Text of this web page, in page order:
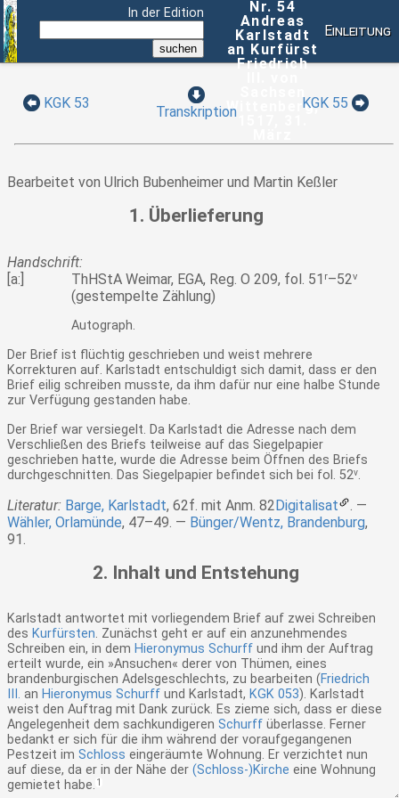
In der Edition
Nr. 54
Andreas
Karlstadt
an Kurfürst
Friedrich
Wittenberg,
Einleitung
KGK 53
Transkription
KGK 55
Bearbeitet von Ulrich Bubenheimer und Martin Keßler
1. Überlieferung
Handschrift:
[a:]
ThHStA Weimar, EGA, Reg. O 209, fol. 51 r–52v
(gestempelte Zählung)
Autograph.
Der Brief ist flüchtig geschrieben und weist mehrere
Korrekturen auf. Karlstadt entschuldigt sich damit, dass er den
Brief eilig schreiben musste, da ihm dafür nur eine halbe Stunde
zur Verfügung gestanden habe.
Der Brief war versiegelt. Da Karlstadt die Adresse nach dem
Verschließen des Briefs teilweise auf das Siegelpapier
geschrieben hatte, wurde die Adresse beim Öffnen des Briefs
durchgeschnitten. Das Siegelpapier befindet sich bei fol. 52v.
Literatur: Barge, Karlstadt, 62f. mit Anm. 82Digitalisat
Wähler, Orlamünde, 47–49. Bünger/Wentz, Brandenburg,
91.
2. Inhalt und Entstehung
Karlstadt antwortet mit vorliegendem Brief auf zwei Schreiben
des Kurfürsten. Zunächst geht er auf ein anzunehmendes
Schreiben ein, in dem Hieronymus Schurff und ihm der Auftrag
erteilt wurde, ein »Ansuchen« derer von Thümen, eines
brandenburgischen Adelsgeschlechts, zu bearbeiten (Friedrich
III. an Hieronymus Schurff und Karlstadt, KGK 053). Karlstadt
weist den Auftrag mit Dank zurück. Es zieme sich, dass er diese
Angelegenheit dem sachkundigeren Schurff überlasse. Ferner
bedankt er sich für die ihm während der voraufgegangenen
Pestzeit im Schloss eingeräumte Wohnung. Er verzichtet nun
auf diese, da er in der Nähe der (Schloss-)Kirche eine Wohnung
gemietet habe. 1